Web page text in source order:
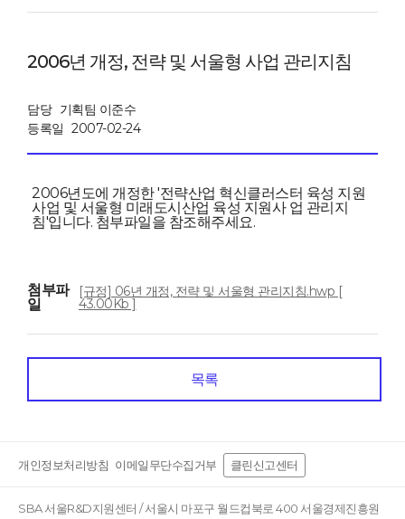
2006년 개정, 전략 및 서울형 사업 관리지침
담당 기획팀 이준수
등록일 2007-02-24
2006년도에 개정한 '전략산업 혁신클러스터 육성 지원
사업 및 서울형 미래도시산업 육성 지원사 업 관리지
침'입니다. 첨부파일을 참조해주세요.
첨부파
일
[규정] 06년 개정, 전략 및 서울형 관리지침.hwp [
43.00Kb ]
목록
개인정보처리방침 이메일무단수집거부 클린신고센터
SBA 서울R&D지원센터 / 서울시 마포구 월드컵북로 400 서울경제진흥원